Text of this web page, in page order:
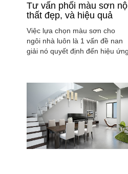
Tư vấn phối màu sơn
thất đẹp, và hiệu quả
Việc lựa chọn màu sơn cho
ngôi nhà luôn là 1 vấn đề nan
giải nó quyết định đến hiệu
của gia đình bạn.